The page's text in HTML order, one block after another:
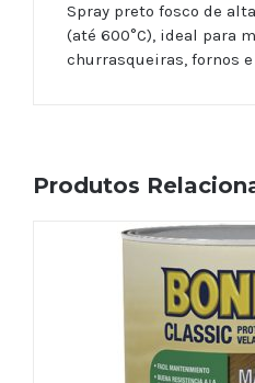
Spray preto fosco de
(até 600°C), ideal para
churrasqueiras, fornos
Produtos